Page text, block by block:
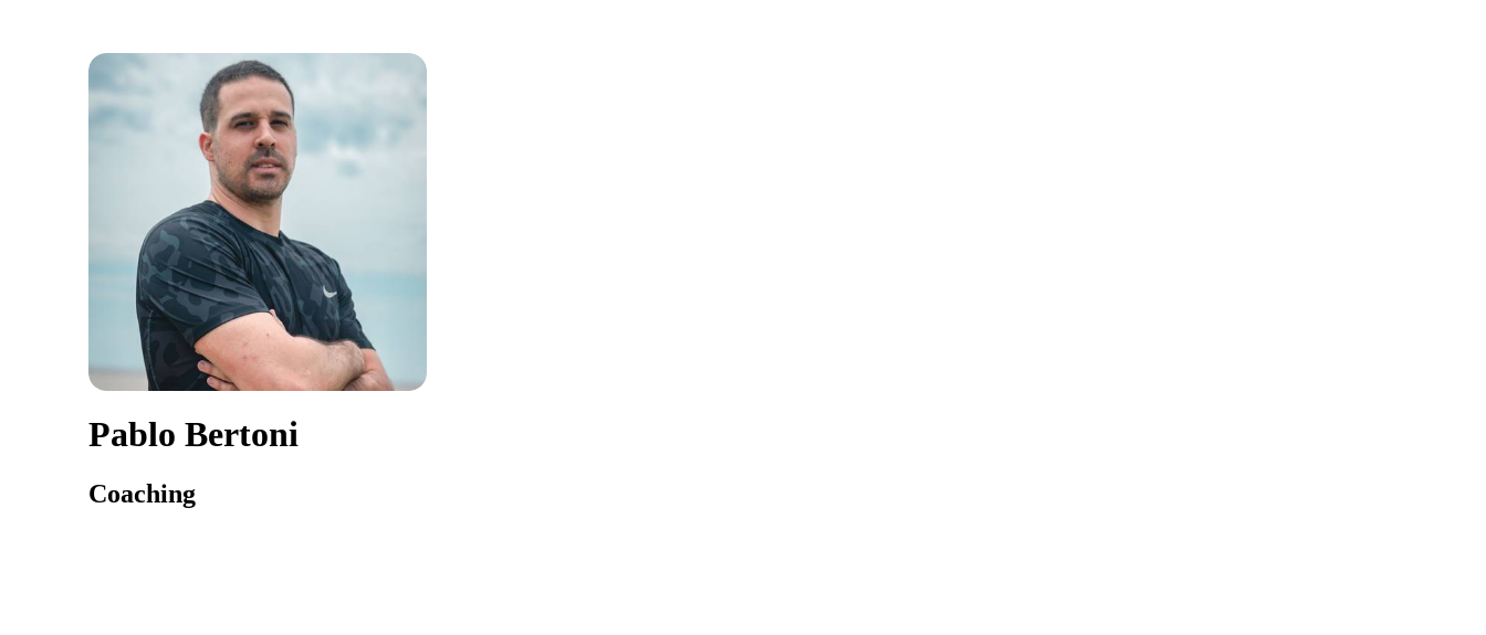
Pablo Bertoni
Coaching